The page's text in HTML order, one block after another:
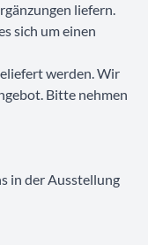
liefern.
sich um einen
werden. Wir
Bitte nehmen
in der Ausstellung